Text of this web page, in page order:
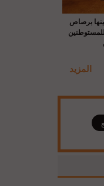
برصاص
للمستوطنين
المزيد